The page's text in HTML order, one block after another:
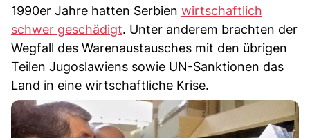
1990er Jahre hatten Serbien wirtschaftlich
schwer geschädigt. Unter anderem brachten der
Wegfall des Warenaustausches mit den übrigen
Teilen Jugoslawiens sowie UN-Sanktionen das
Land in eine wirtschaftliche Krise.